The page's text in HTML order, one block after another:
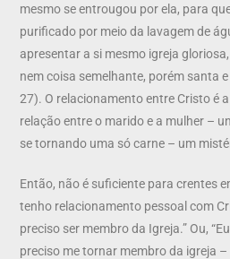
mesmo se entrougou por ela, para
purificado por meio da lavagem de
apresentar a si mesmo igreja
nem coisa semelhante, porém santa
27). O relacionamento entre Cristo é
relação entre o marido e a mulher –
se tornando uma só carne – um
Então, não é suficiente para crentes
tenho relacionamento pessoal com
preciso ser membro da Igreja.” Ou,
preciso me tornar membro da igreja